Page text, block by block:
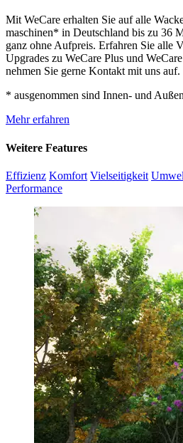
Mit WeCare erhalten Sie auf alle
maschinen* in Deutschland bis zu 36
ganz ohne Aufpreis. Erfahren Sie alle
Upgrades zu WeCare Plus und
nehmen Sie gerne Kontakt mit uns auf.
* ausgenommen sind Innen- und
Mehr erfahren
Weitere Features
Effizienz Komfort Vielseitigkeit
Performance